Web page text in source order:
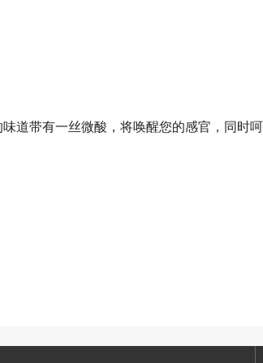
带有一丝微酸，将唤醒您的感官，同时呵